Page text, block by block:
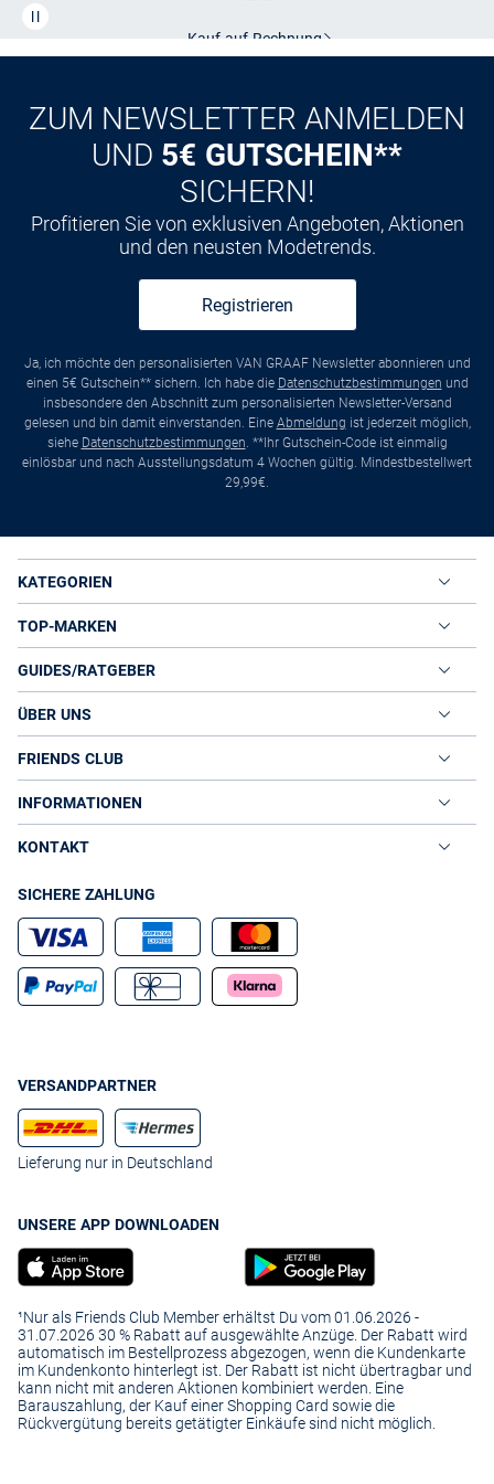
Kauf auf Rechnung
ZUM NEWSLETTER ANMELDEN
UND 5€ GUTSCHEIN**
SICHERN!
Profitieren Sie von exklusiven Angeboten, Aktionen
und den neusten Modetrends.
Registrieren
Ja, ich möchte den personalisierten VAN GRAAF Newsletter abonnieren und
einen 5€ Gutschein** sichern. Ich habe die Datenschutzbestimmungen und
insbesondere den Abschnitt zum personalisierten Newsletter-Versand
gelesen und bin damit einverstanden. Eine Abmeldung ist jederzeit möglich,
siehe Datenschutzbestimmungen. **Ihr Gutschein-Code ist einmalig
einlösbar und nach Ausstellungsdatum 4 Wochen gültig. Mindestbestellwert
29,99€.
KATEGORIEN
TOP-MARKEN
GUIDES/RATGEBER
ÜBER UNS
FRIENDS CLUB
INFORMATIONEN
KONTAKT
SICHERE ZAHLUNG
VERSANDPARTNER
Lieferung nur in Deutschland
UNSERE APP DOWNLOADEN
¹Nur als Friends Club Member erhältst Du vom 01.06.2026 -
31.07.2026 30 % Rabatt auf ausgewählte Anzüge. Der Rabatt wird
automatisch im Bestellprozess abgezogen, wenn die Kundenkarte
im Kundenkonto hinterlegt ist. Der Rabatt ist nicht übertragbar und
kann nicht mit anderen Aktionen kombiniert werden. Eine
Barauszahlung, der Kauf einer Shopping Card sowie die
Rückvergütung bereits getätigter Einkäufe sind nicht möglich.